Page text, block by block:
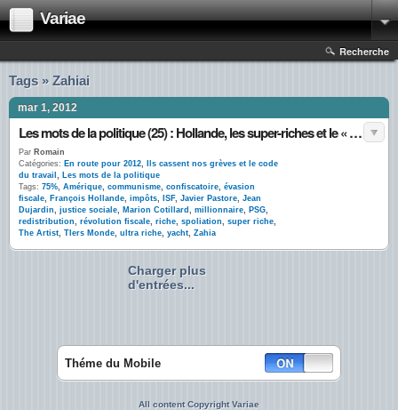
Variae
Recherche
Tags » Zahiai
mar 1, 2012
Les mots de la politique (25) : Hollande, les super-riches et le « point Dujardin »
Par Romain
Catégories: En route pour 2012,
Ils cassent nos grèves et le code
du travail , Les mots de la politique
Tags: 75%, Amérique, communisme, confiscatoire, évasion
fiscale, François Hollande, impôts, ISF, Javier Pastore, Jean
Dujardin, justice sociale, Marion Cotillard , millionnaire, PSG,
redistribution, révolution fiscale, riche, spoliation, super riche,
The Artist, TIers Monde, ultra riche, yacht, Zahia
Charger plus
d'entrées...
Théme du Mobile
All content Copyright Variae